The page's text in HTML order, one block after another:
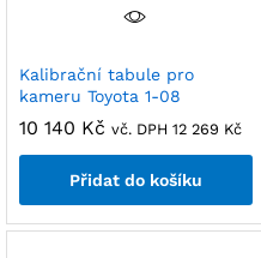
Kalibrační tabule pro
kameru Toyota 1-08
10 140 Kč vč. DPH 12 269 Kč
Přidat do košíku